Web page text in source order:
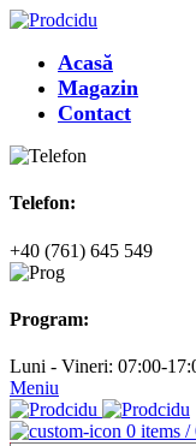
Acasă
Magazin
Contact
Telefon:
+40 (761) 645 549
Program:
Luni - Vineri: 07:00-
Meniu
0 items /